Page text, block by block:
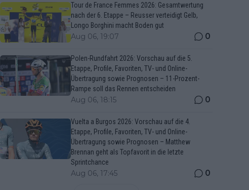
Tour de France Femmes 2026: Gesamtwertung
nach der 6. Etappe – Reusser verteidigt Gelb,
Longo Borghini macht Boden gut
Aug 06, 19:07 0
Polen-Rundfahrt 2026: Vorschau auf die 5.
Etappe, Profile, Favoriten, TV- und Online-
Übertragung sowie Prognosen – 11-Prozent-
Rampe soll das Rennen entscheiden
Aug 06, 18:15 0
Vuelta a Burgos 2026: Vorschau auf die 4.
Etappe, Profile, Favoriten, TV- und Online-
Übertragung sowie Prognosen – Matthew
Brennan geht als Topfavorit in die letzte
Sprintchance
Aug 06, 17:45 0